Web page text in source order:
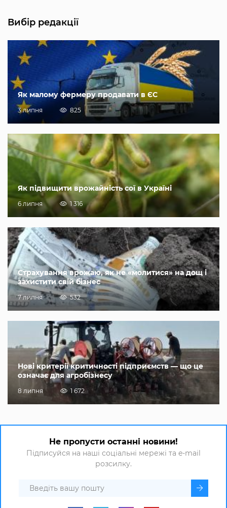
Вибір редакції
Як малому фермеру продавати в ЄС
3 липня 825
Як підвищити врожайність сої в Україні
6 липня 1 316
Страхування врожаю, як не «молитися» на дощ і
захистити свій бізнес
7 липня 532
Нові критерії критичності підприємств — що це
означає для агробізнесу
8 липня 1 672
Не пропусти останні новини!
Підписуйся на наші соціальні мережі та e-mail
розсилку.